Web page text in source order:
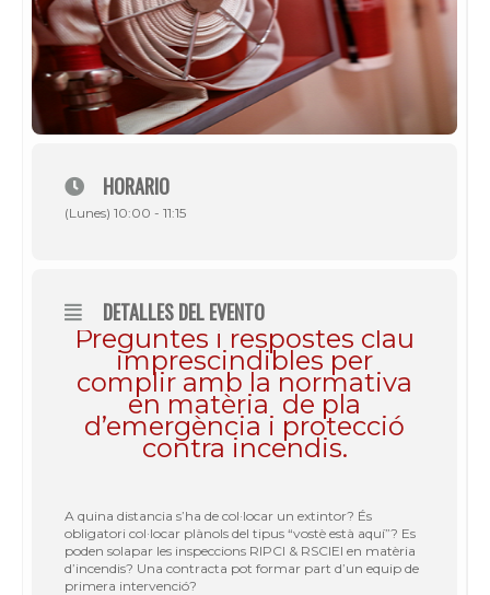
HORARIO
(Lunes) 10:00 - 11:15
DETALLES DEL EVENTO
Preguntes i respostes clau
imprescindibles per
complir amb la normativa
en matèria de pla
d’emergència i protecció
contra incendis.
A quina distancia s’ha de col·locar un extintor? És
obligatori col·locar plànols del tipus “vostè està aquí”? Es
poden solapar les inspeccions RIPCI & RSCIEI en matèria
d’incendis? Una contracta pot formar part d’un equip de
primera intervenció?